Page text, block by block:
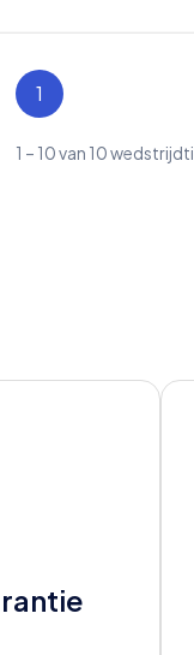
1
1 – 10van 10